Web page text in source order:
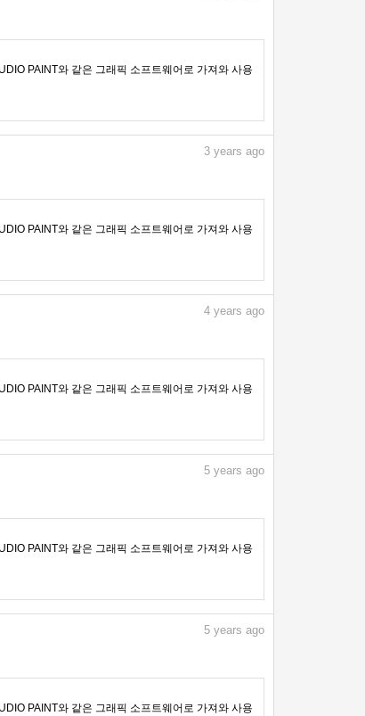
PAINT와 같은 그래픽 소프트웨어로 가져와 사용
3 years ago
PAINT와 같은 그래픽 소프트웨어로 가져와 사용
4 years ago
PAINT와 같은 그래픽 소프트웨어로 가져와 사용
5 years ago
PAINT와 같은 그래픽 소프트웨어로 가져와 사용
5 years ago
PAINT와 같은 그래픽 소프트웨어로 가져와 사용